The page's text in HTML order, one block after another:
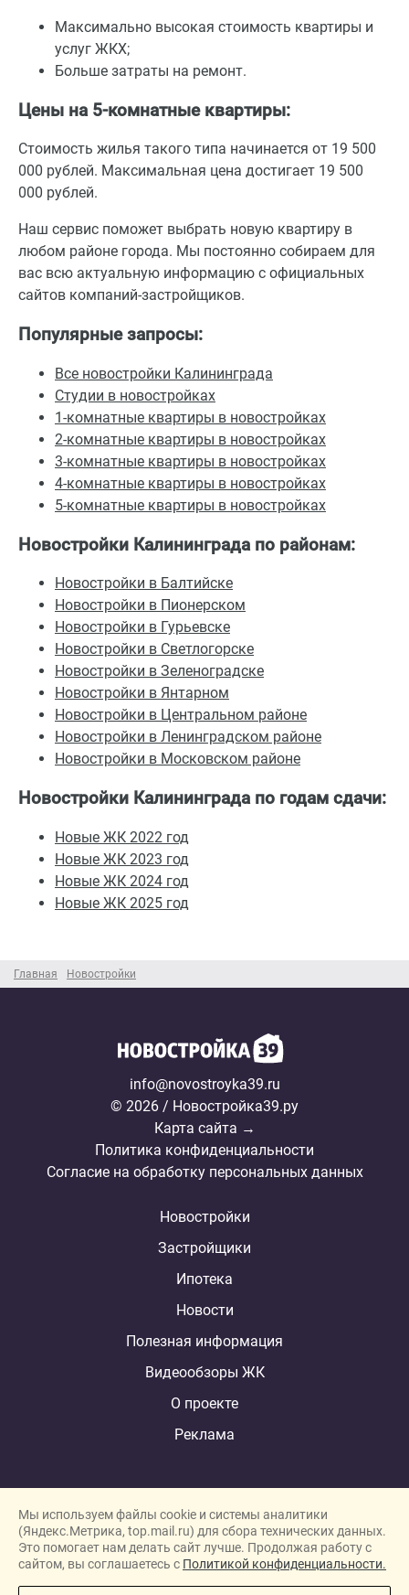
Главная Новостройки
Максимально высокая стоимость квартиры и
услуг ЖКХ;
Больше затраты на ремонт.
Цены на 5-комнатные квартиры:
Стоимость жилья такого типа начинается от 19 500
000 рублей. Максимальная цена достигает 19 500
000 рублей.
Наш сервис поможет выбрать новую квартиру в
любом районе города. Мы постоянно собираем для
вас всю актуальную информацию с официальных
сайтов компаний-застройщиков.
Популярные запросы:
Все новостройки Калининграда
Студии в новостройках
1-комнатные квартиры в новостройках
2-комнатные квартиры в новостройках
3-комнатные квартиры в новостройках
4-комнатные квартиры в новостройках
5-комнатные квартиры в новостройках
Новостройки Калининграда по районам:
Новостройки в Балтийске
Новостройки в Пионерском
Новостройки в Гурьевске
Новостройки в Светлогорске
Новостройки в Зеленоградске
Новостройки в Янтарном
Новостройки в Центральном районе
Новостройки в Ленинградском районе
Новостройки в Московском районе
Новостройки Калининграда по годам сдачи:
Новые ЖК 2022 год
Новые ЖК 2023 год
Новые ЖК 2024 год
Новые ЖК 2025 год
info@novostroyka39.ru
© 2026 / Новостройка39.ру
Карта сайта →
Политика конфиденциальности
Согласие на обработку персональных данных
Новостройки
Застройщики
Ипотека
Новости
Полезная информация
Видеообзоры ЖК
О проекте
Реклама
New homes in Dubai
New homes in London
Мы используем файлы cookie и системы аналитики
(Яндекс.Метрика, top.mail.ru) для сбора технических данных.
Это помогает нам делать сайт лучше. Продолжая работу с
сайтом, вы соглашаетесь с Политикой конфиденциальности.